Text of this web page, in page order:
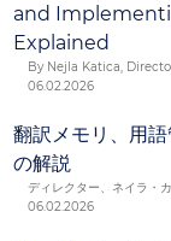
and
Explained
By Nejla Katica,
06.02.2026
翻訳メモリ、用
の解説
ディレクター、ネイラ・
06.02.2026